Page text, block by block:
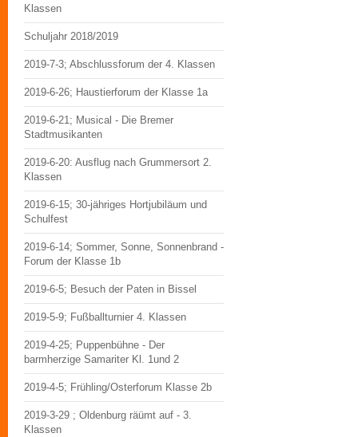
Klassen
Schuljahr 2018/2019
2019-7-3; Abschlussforum der 4. Klassen
2019-6-26; Haustierforum der Klasse 1a
2019-6-21; Musical - Die Bremer
Stadtmusikanten
2019-6-20: Ausflug nach Grummersort 2.
Klassen
2019-6-15; 30-jähriges Hortjubiläum und
Schulfest
2019-6-14; Sommer, Sonne, Sonnenbrand -
Forum der Klasse 1b
2019-6-5; Besuch der Paten in Bissel
2019-5-9; Fußballturnier 4. Klassen
2019-4-25; Puppenbühne - Der
barmherzige Samariter Kl. 1und 2
2019-4-5; Frühling/Osterforum Klasse 2b
2019-3-29 ; Oldenburg räümt auf - 3.
Klassen